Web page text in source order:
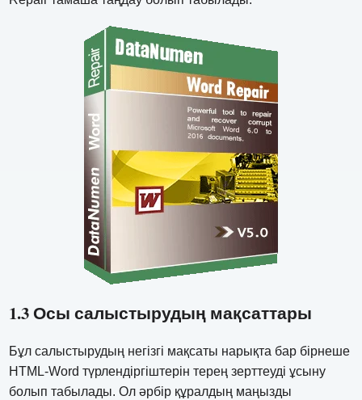
1.3 Осы салыстырудың мақсаттары
Бұл салыстырудың негізгі мақсаты нарықта бар бірнеше
HTML-Word түрлендіргіштерін терең зерттеуді ұсыну
болып табылады. Ол әрбір құралдың маңызды